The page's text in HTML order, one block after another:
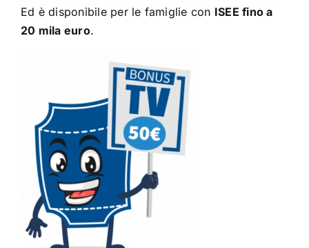
Ed è disponibile per le famiglie con ISEE fino a
20 mila euro.